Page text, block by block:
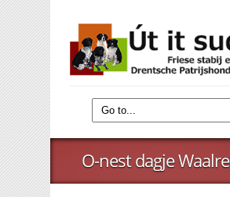
O-nest dagje Waalre